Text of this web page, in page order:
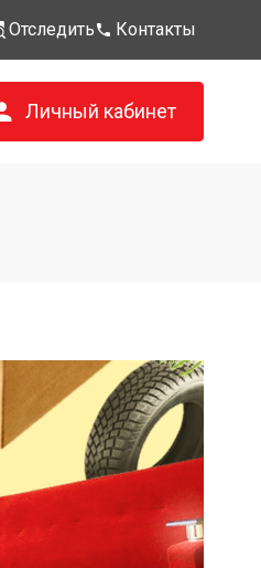
Отследить Контакты
Личный кабинет